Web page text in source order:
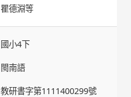
瞿德淵等
國小4下
閩南語
教研書字第1111400299號